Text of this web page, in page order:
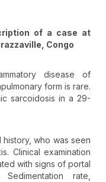
of a case at
Congo
disease of
form is rare.
sarcoidosis in a 29-
who was seen
Clinical examination
with signs of portal
rate,